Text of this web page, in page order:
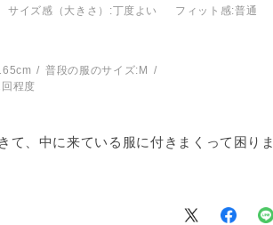
サイズ感（大きさ） :丁度よい フィット感:普通
普段の服のサイズ: M
回程度
て、中に来ている服に付きまくって困りま